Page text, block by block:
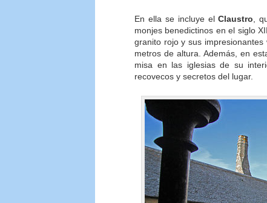
En ella se incluye elClaustro,
monjes benedictinos en el siglo
granito rojo y sus
metros de altura. Además, en
misa en las iglesias de su
recovecos y secretos del lugar.